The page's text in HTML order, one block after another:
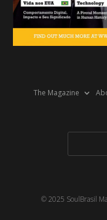
The Magazine
© 2025 SoulBrasil